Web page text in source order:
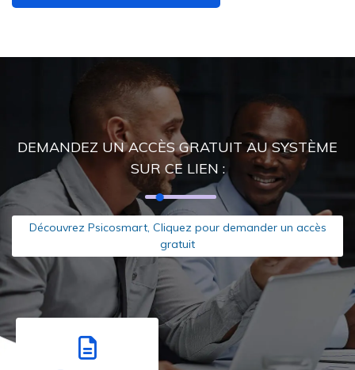
DEMANDEZ UN ACCÈS GRATUIT AU SYSTÈME
SUR CE LIEN :
Découvrez Psicosmart, Cliquez pour demander un accès
gratuit